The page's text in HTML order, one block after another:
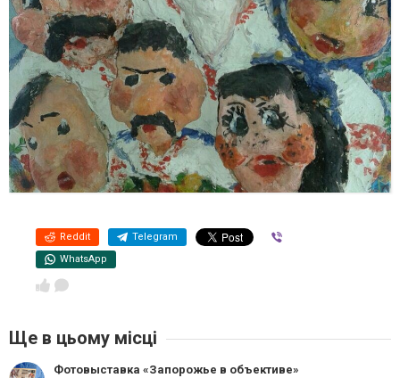
Reddit Telegram
WhatsApp
Ще в цьому місці
Фотовыставка «Запорожье в объективе»